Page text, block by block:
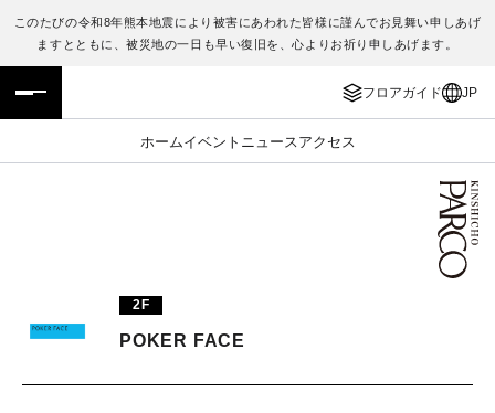
このたびの令和8年熊本地震により被害にあわれた皆様に謹んでお見舞い申しあげ
ますとともに、被災地の一日も早い復旧を、心よりお祈り申しあげます。
フロアガイド JP
ホームイベント ニュース アクセス
フロアガイド
施設案内・アクセス
TAX FREE
ENGLISH
繁体字
日本語
2F
POKER FACE